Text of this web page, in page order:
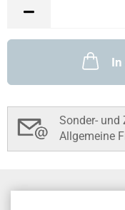
In
Sonder-
Allgemeine